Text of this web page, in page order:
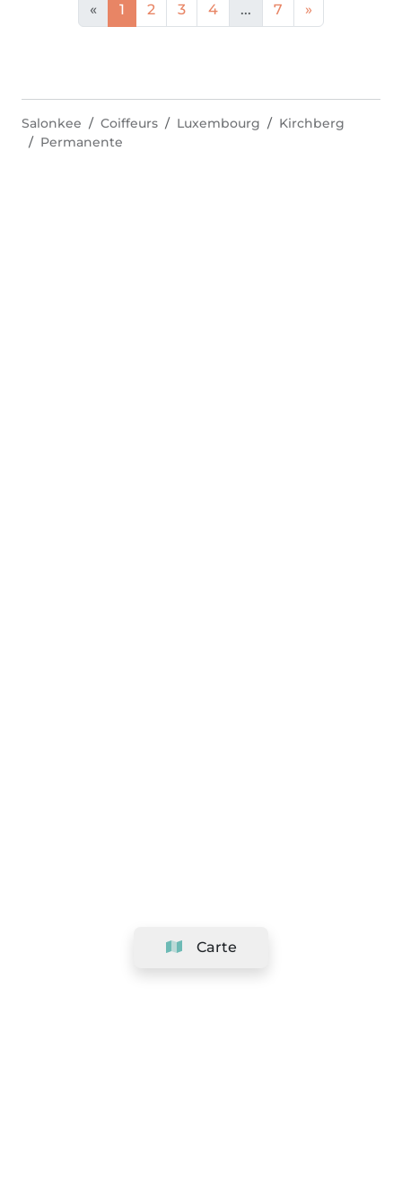
« 1 2 3 4 ... 7 »
Carte
Salonkee Coiffeurs Luxembourg
Kirchberg
Permanente